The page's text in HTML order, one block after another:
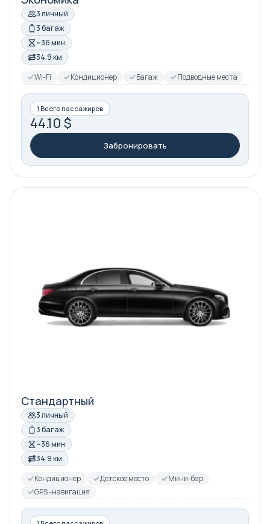
3 личный
3 багаж
~36 мин
34.9 км
Wi-Fi
Кондиционер Багаж Подводные места
1 Всего пассажиров
44.10 $
Забронировать
Стандартный
3 личный
3 багаж
~36 мин
34.9 км
Кондиционер
Детское место
Мини-бар
GPS -навигация